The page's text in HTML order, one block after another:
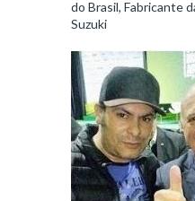
do Brasil, Fabricante
Suzuki